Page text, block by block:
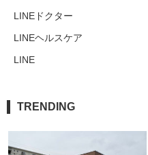
LINEドクター
LINEヘルスケア
LINE
TRENDING